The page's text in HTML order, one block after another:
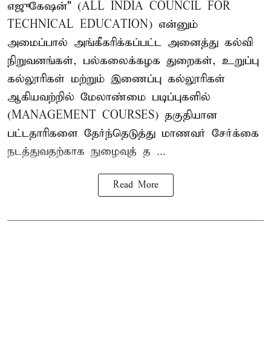
எஜுகேஷன்" (ALL INDIA COUNCIL FOR
TECHNICAL EDUCATION) என்னும்
அமைப்பால் அங்கீகரிக்கப்பட்ட அனைத்து கல்வி
நிறுவனங்கள், பல்கலைக்கழக துறைகள், உறுப்பு
கல்லூரிகள் மற்றும் இணைப்பு கல்லூரிகள்
ஆகியவற்றில் மேலாண்மை படிப்புகளில்
(MANAGEMENT COURSES) தகுதியான
பட்டதாரிகளை தேர்ந்தெடுத்து மாணவர் சேர்க்கை
நடத்துவதற்காக நுழைவுத் த ...
Read More